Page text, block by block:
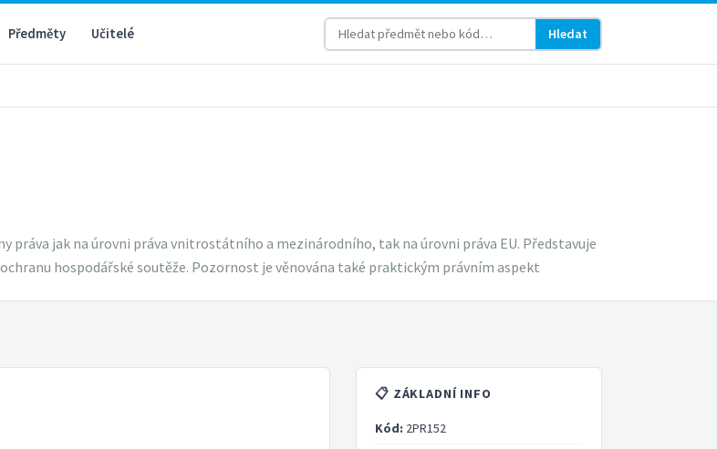
Předměty Učitelé Hledat
práva jak na úrovni práva vnitrostátního a mezinárodního, tak na úrovni práva EU. Představuje
hospodářské soutěže. Pozornost je věnována také praktickým právním aspekt
📋 ZÁKLADNÍ INFO
Kód: 2PR152